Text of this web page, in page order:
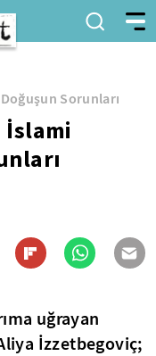
Sorunları
İslami
uğrayan
İzzetbegoviç;